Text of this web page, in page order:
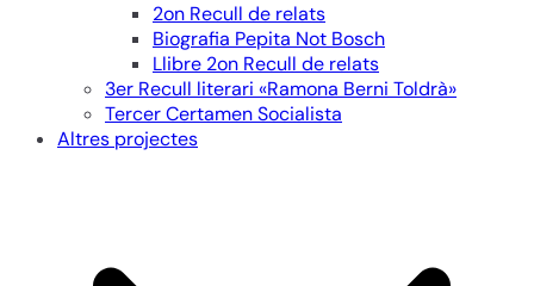
2on Recull de relats
Biografia Pepita Not Bosch
Llibre 2on Recull de relats
3er Recull literari «Ramona Berni Toldrà»
Tercer Certamen Socialista
Altres projectes